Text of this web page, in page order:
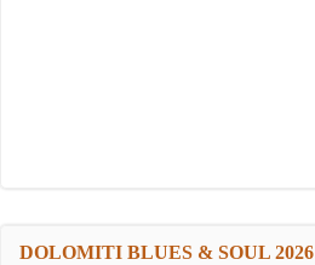
DOLOMITI BLUES & SOUL 2026